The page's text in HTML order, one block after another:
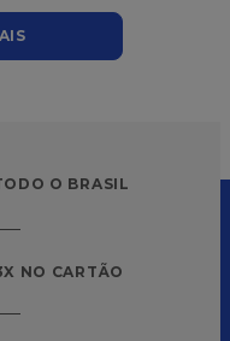
O BRASIL
NO CARTÃO